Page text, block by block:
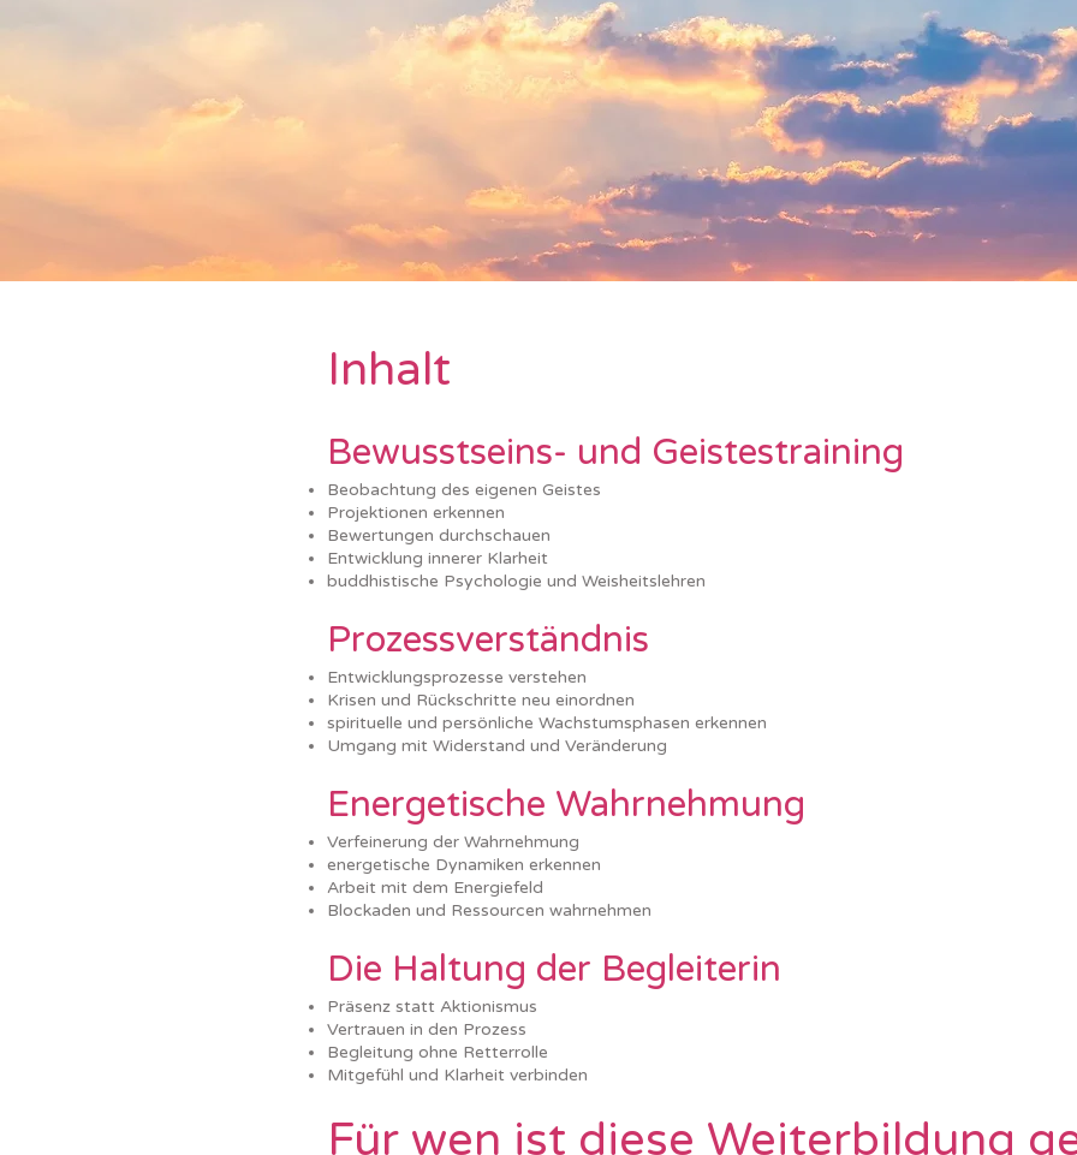
Inhalt
Bewusstseins- und Geistestraining
Beobachtung des eigenen Geistes
Projektionen erkennen
Bewertungen durchschauen
Entwicklung innerer Klarheit
buddhistische Psychologie und Weisheitslehren
Prozessverständnis
Entwicklungsprozesse verstehen
Krisen und Rückschritte neu einordnen
spirituelle und persönliche Wachstumsphasen erkennen
Umgang mit Widerstand und Veränderung
Energetische Wahrnehmung
Verfeinerung der Wahrnehmung
energetische Dynamiken erkennen
Arbeit mit dem Energiefeld
Blockaden und Ressourcen wahrnehmen
Die Haltung der Begleiterin
Präsenz statt Aktionismus
Vertrauen in den Prozess
Begleitung ohne Retterrolle
Mitgefühl und Klarheit verbinden
Für wen ist diese Weiterbildung